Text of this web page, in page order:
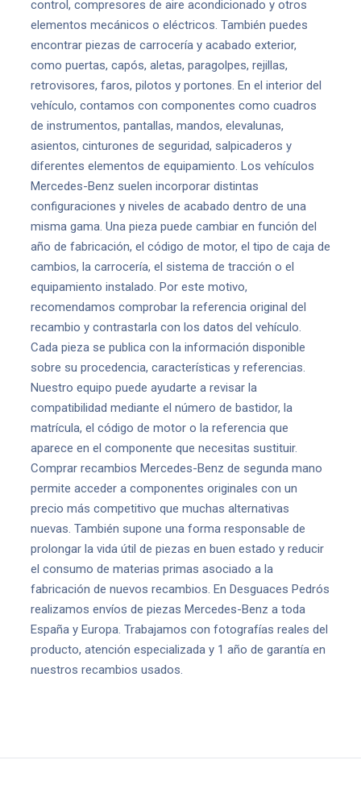
control, compresores de aire acondicionado y otros
elementos mecánicos o eléctricos. También puedes
encontrar piezas de carrocería y acabado exterior,
como puertas, capós, aletas, paragolpes, rejillas,
retrovisores, faros, pilotos y portones. En el interior del
vehículo, contamos con componentes como cuadros
de instrumentos, pantallas, mandos, elevalunas,
asientos, cinturones de seguridad, salpicaderos y
diferentes elementos de equipamiento. Los vehículos
Mercedes-Benz suelen incorporar distintas
configuraciones y niveles de acabado dentro de una
misma gama. Una pieza puede cambiar en función del
año de fabricación, el código de motor, el tipo de caja de
cambios, la carrocería, el sistema de tracción o el
equipamiento instalado. Por este motivo,
recomendamos comprobar la referencia original del
recambio y contrastarla con los datos del vehículo.
Cada pieza se publica con la información disponible
sobre su procedencia, características y referencias.
Nuestro equipo puede ayudarte a revisar la
compatibilidad mediante el número de bastidor, la
matrícula, el código de motor o la referencia que
aparece en el componente que necesitas sustituir.
Comprar recambios Mercedes-Benz de segunda mano
permite acceder a componentes originales con un
precio más competitivo que muchas alternativas
nuevas. También supone una forma responsable de
prolongar la vida útil de piezas en buen estado y reducir
el consumo de materias primas asociado a la
fabricación de nuevos recambios. En Desguaces Pedrós
realizamos envíos de piezas Mercedes-Benz a toda
España y Europa. Trabajamos con fotografías reales del
producto, atención especializada y 1 año de garantía en
nuestros recambios usados.